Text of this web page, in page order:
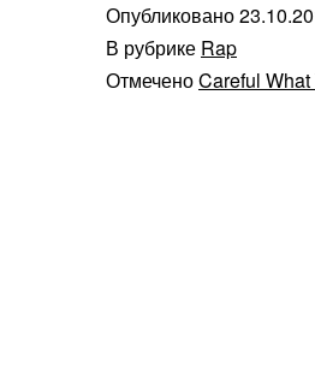
Опубликовано
В рубрике Rap
ОтмеченоCareful